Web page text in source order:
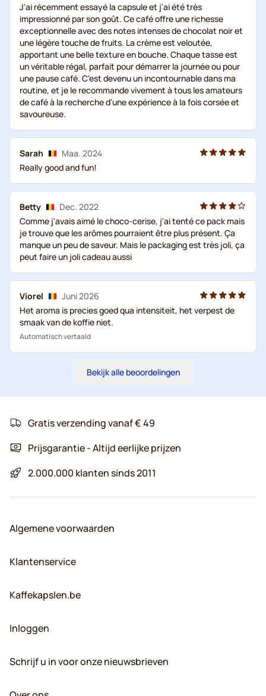
J'ai récemment essayé la capsule et j'ai été très
impressionné par son goût. Ce café offre une richesse
exceptionnelle avec des notes intenses de chocolat noir et
une légère touche de fruits. La crème est veloutée,
apportant une belle texture en bouche. Chaque tasse est
un véritable régal, parfait pour démarrer la journée ou pour
une pause café. C'est devenu un incontournable dans ma
routine, et je le recommande vivement à tous les amateurs
de café à la recherche d'une expérience à la fois corsée et
savoureuse.
Sarah
Maa. 2024
Really good and fun!
Betty
Dec. 2022
Comme j'avais aimé le choco-cerise, j'ai tenté ce pack mais
je trouve que les arômes pourraient être plus présent. Ça
manque un peu de saveur. Mais le packaging est très joli, ça
peut faire un joli cadeau aussi
Viorel
Juni 2026
Het aroma is precies goed qua intensiteit, het verpest de
smaak van de koffie niet.
Automatisch vertaald
Bekijk alle beoordelingen
Gratis verzending vanaf € 49
Prijsgarantie - Altijd eerlijke prijzen
2.000.000 klanten sinds 2011
Algemene voorwaarden
Klantenservice
Kaffekapslen.be
Inloggen
Schrijf u in voor onze nieuwsbrieven